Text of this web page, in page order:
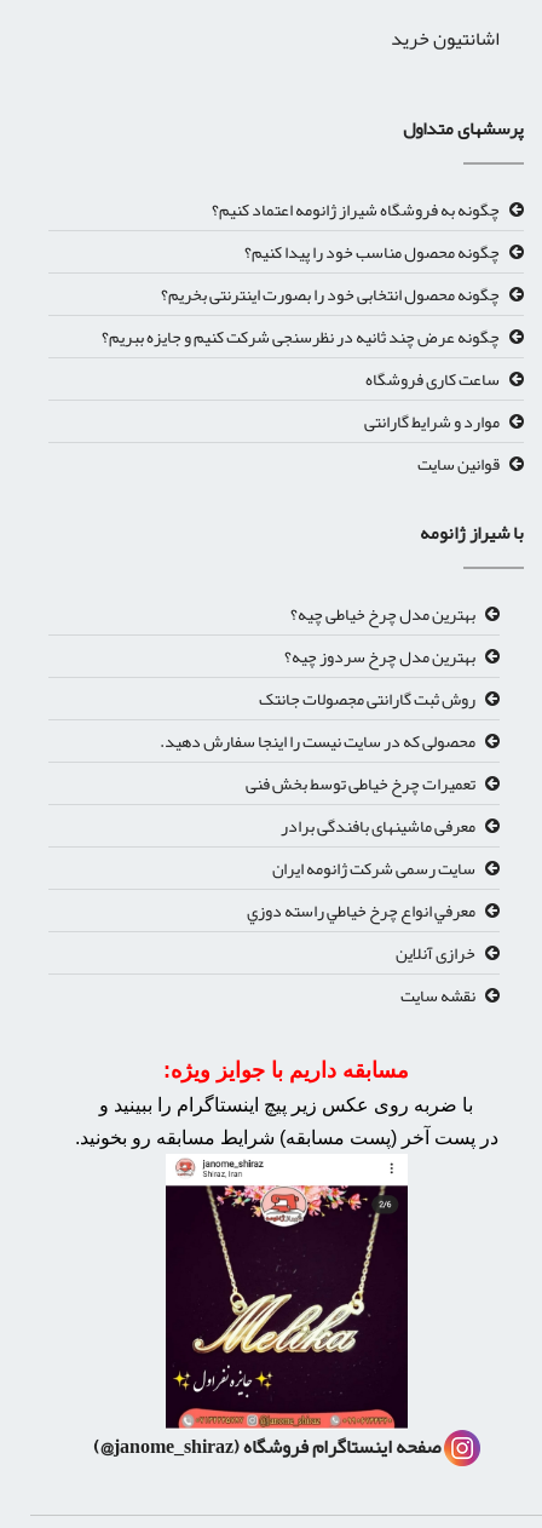
اشانتیون خرید
پرسشهای متداول
چگونه به فروشگاه شیراز ژانومه اعتماد کنیم؟
چگونه محصول مناسب خود را پیدا کنیم؟
چگونه محصول انتخابی خود را بصورت اینترنتی بخریم؟
چگونه عرض چند ثانیه در نظرسنجی شرکت کنیم و جایزه ببریم؟
ساعت کاری فروشگاه
موارد و شرایط گارانتی
قوانین سایت
با شیراز ژانومه
بهترین مدل چرخ خیاطی چیه؟
بهترین مدل چرخ سردوز چیه؟
روش ثبت گارانتی مجصولات جانتک
محصولی که در سایت نیست را اینجا سفارش دهید.
تعمیرات چرخ خیاطی توسط بخش فنی
معرفی ماشینهای بافندگی برادر
سایت رسمی شرکت ژانومه ایران
معرفي انواع چرخ خياطي راسته دوزي
خرازی آنلاین
نقشه سایت
مسابقه داریم با جوایز ویژه:
با ضربه روی عکس زیر پیچ اینستاگرام را ببینید و
در پست آخر (پست مسابقه) شرایط مسابقه رو بخونید.
صفحه اینستاگرام فروشگاه(janome_shiraz@)